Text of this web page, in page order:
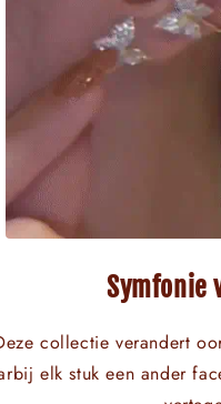
Symfonie
collectie verandert
elk stuk een ander